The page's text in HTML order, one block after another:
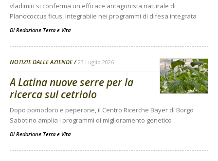
vladimiri si conferma un efficace antagonista naturale di
Planococcus ficus, integrabile nei programmi di difesa integrata
Di Redazione Terra e Vita -
NOTIZIE DALLE AZIENDE 23 Luglio 2026
A Latina nuove serre per la
ricerca sul cetriolo
Dopo pomodoro e peperone, il Centro Ricerche Bayer di Borgo
Sabotino amplia i programmi di miglioramento genetico
Di Redazione Terra e Vita